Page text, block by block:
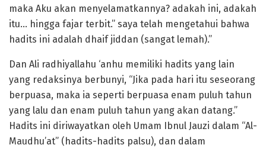
maka Aku akan menyelamatkannya? adakah ini, adakah
itu… hingga fajar terbit.” saya telah mengetahui bahwa
hadits ini adalah dhaif jiddan (sangat lemah).”
Dan Ali radhiyallahu ‘anhu memiliki hadits yang lain
yang redaksinya berbunyi, “Jika pada hari itu seseorang
berpuasa, maka ia seperti berpuasa enam puluh tahun
yang lalu dan enam puluh tahun yang akan datang.”
Hadits ini diriwayatkan oleh Umam Ibnul Jauzi dalam “Al-
Maudhu’at” (hadits-hadits palsu), dan dalam